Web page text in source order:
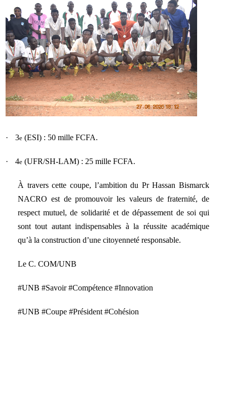
· 3e (ESI) : 50 mille FCFA.
· 4e (UFR/SH-LAM) : 25 mille FCFA.
À travers cette coupe, l’ambition du Pr Hassan Bismarck
NACRO est de promouvoir les valeurs de fraternité, de
respect mutuel, de solidarité et de dépassement de soi qui
sont tout autant indispensables à la réussite académique
qu’à la construction d’une citoyenneté responsable.
Le C. COM/UNB
#UNB #Savoir #Compétence #Innovation
#UNB #Coupe #Président #Cohésion